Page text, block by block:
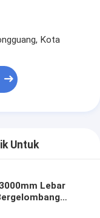
Kota
Untuk
Lebar